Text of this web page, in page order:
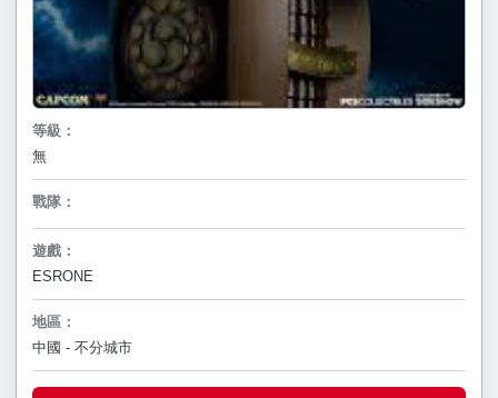
等級：
無
戰隊：
遊戲：
ESRONE
地區：
中國 - 不分城市